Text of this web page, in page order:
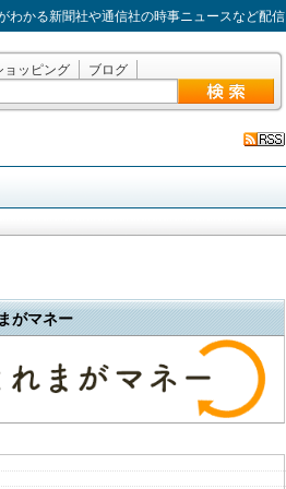
わかる新聞社や通信社の時事ニュースなど配信
ョッピング ブログ
がマネー